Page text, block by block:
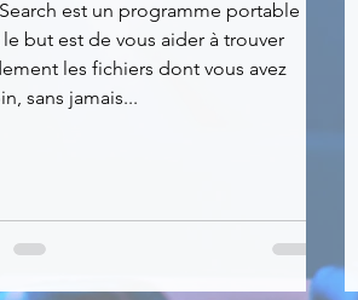
est un programme portable
but est de vous aider à trouver
les fichiers dont vous avez
sans jamais...